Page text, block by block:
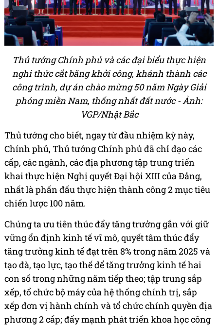
Thủ tướng Chính phủ và các đại biểu thực hiện
nghi thức cắt băng khởi công, khánh thành các
công trình, dự án chào mừng 50 năm Ngày Giải
phóng miền Nam, thống nhất đất nước - Ảnh:
VGP/Nhật Bắc
Thủ tướng cho biết, ngay từ đầu nhiệm kỳ này,
Chính phủ, Thủ tướng Chính phủ đã chỉ đạo các
cấp, các ngành, các địa phương tập trung triển
khai thực hiện Nghị quyết Đại hội XIII của Đảng,
nhất là phấn đấu thực hiện thành công 2 mục tiêu
chiến lược 100 năm.
Chúng ta ưu tiên thúc đẩy tăng trưởng gắn với giữ
vững ổn định kinh tế vĩ mô, quyết tâm thúc đẩy
tăng trưởng kinh tế đạt trên 8% trong năm 2025 và
tạo đà, tạo lực, tạo thế để tăng trưởng kinh tế hai
con số trong những năm tiếp theo; tập trung sắp
xếp, tổ chức bộ máy của hệ thống chính trị, sắp
xếp đơn vị hành chính và tổ chức chính quyền địa
phương 2 cấp; đẩy mạnh phát triển khoa học công